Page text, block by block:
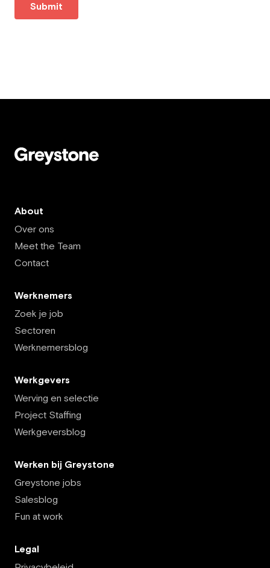
Submit
About
Over ons
Meet the Team
Contact
Werknemers
Zoek je job
Sectoren
Werknemersblog
Werkgevers
Werving en selectie
Project Staffing
Werkgeversblog
Werken bij Greystone
Greystone jobs
Salesblog
Fun at work
Legal